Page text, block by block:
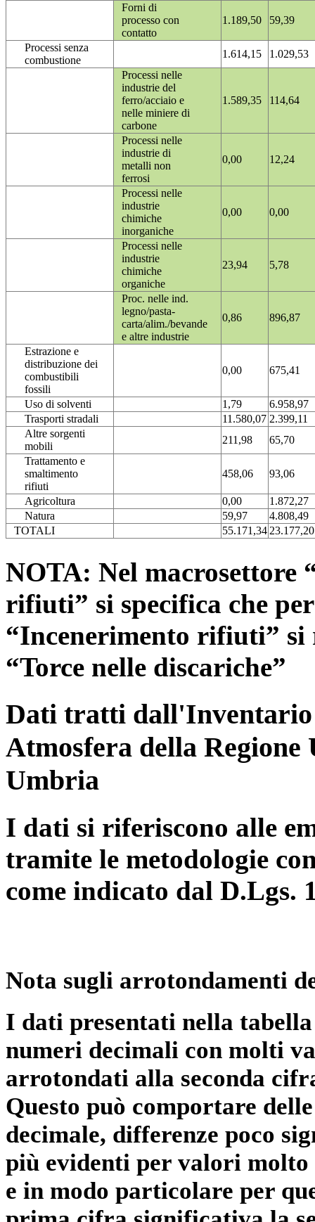
Forni di
processo con
contatto
1.189,50 59,39
Processi senza
combustione
1.614,15
1.029,53
Processi nelle
industrie del
ferro/acciaio e
nelle miniere di
carbone
1.589,35 114,64
Processi nelle
industrie di
metalli non
ferrosi
0,00 12,24
Processi nelle
industrie
chimiche
inorganiche
0,00 0,00
Processi nelle
industrie
chimiche
organiche
23,94 5,78
Proc. nelle ind.
legno/pasta-
carta/alim./bevande
e altre industrie
0,86 896,87
Estrazione e
distribuzione dei
combustibili
fossili
0,00 675,41
Uso di solventi 1,79
6.958,97
Trasporti stradali
11.580,07 2.399,11
Altre sorgenti
mobili
211,98
65,70
Trattamento e
smaltimento
rifiuti
458,06 93,06
Agricoltura 0,00
1.872,27
Natura
59,97
4.808,49
TOTALI
55.171,3423.177,20
NOTA: Nel macrosettore
rifiuti” si specifica che
“Incenerimento rifiuti”
“Torce nelle discariche”
Dati tratti dall'Inventario
Atmosfera della
Umbria
I dati si riferiscono alle
tramite le metodologie
come indicato dal D.Lgs.
Nota sugli arrotondamenti
I dati presentati nella
numeri decimali con molti
arrotondati alla seconda
Questo può comportare
decimale, differenze poco
più evidenti per valori
e in modo particolare per